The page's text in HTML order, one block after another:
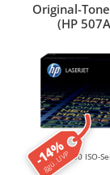
-14%
ggü. UVP
Original-
(HP
6000 ISO-